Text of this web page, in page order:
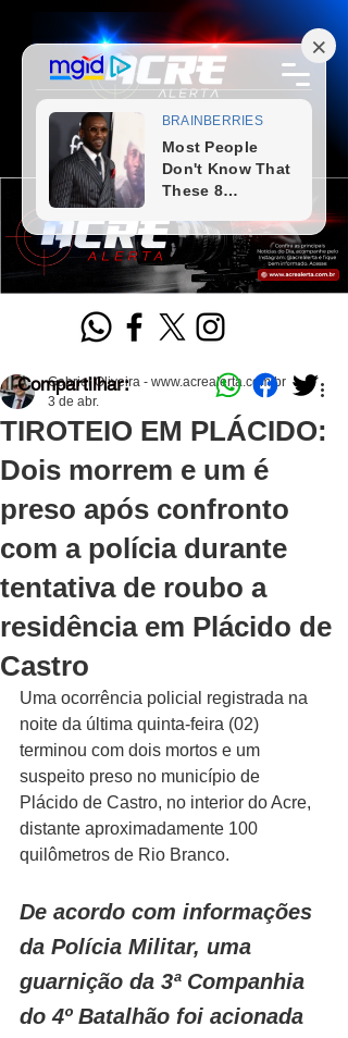
TIROTEIO EM PLÁCIDO:
Dois morrem e um é
preso após confronto
com a polícia durante
tentativa de roubo a
residência em Plácido de
Castro
Gabriel Oliveira - www.acrealerta.com.br
3 de abr.
Uma ocorrência policial registrada na
noite da última quinta-feira (02)
terminou com dois mortos e um
suspeito preso no município de
Plácido de Castro, no interior do Acre,
distante aproximadamente 100
quilômetros de Rio Branco.
De acordo com informações
da Polícia Militar, uma
guarnição da 3ª Companhia
do 4º Batalhão foi acionada
Compartilhar: